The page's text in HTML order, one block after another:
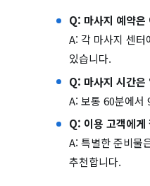
Q: 마사지 예약은
A: 각 마사지 센터
있습니다.
Q: 마사지 시간은
A: 보통 60분에서
Q: 이용 고객에게
A: 특별한 준비물
추천합니다.